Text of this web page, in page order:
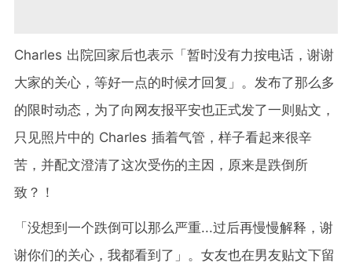
Charles 出院回家后也表示「暂时没有力按电话，谢谢
大家的关心，等好一点的时候才回复」。发布了那么多
的限时动态，为了向网友报平安也正式发了一则贴文，
只见照片中的 Charles 插着气管，样子看起来很辛
苦，并配文澄清了这次受伤的主因，原来是跌倒所
致？！
「没想到一个跌倒可以那么严重...过后再慢慢解释，谢
谢你们的关心，我都看到了」。女友也在男友贴文下留